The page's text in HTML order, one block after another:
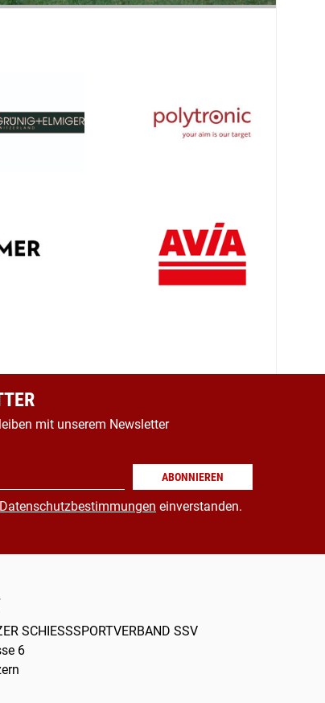
mit unserem Newsletter
ABONNIEREN
Datenschutzbestimmungen einverstanden.
SCHIESSSPORTVERBAND SSV
6